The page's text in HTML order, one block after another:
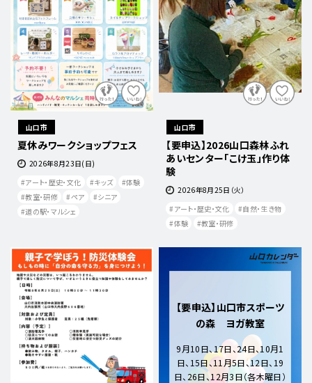
山口市
夏休みワークショップフェス
2026年8月23日(日)
アート・歴史・文化
キッズ
体験
教室・研修
ペア
シニア
道の駅・マルシェ
山口市
【要申込】2026山口森林ふれ
あいセンター「こけ玉」作り体
験
2026年8月25日（火）
アート・歴史・文化
自然・生き物
体験
教室・研修
【要申込】山口市スポーツ
の森 ヨガ教室
9月10日、17日、24日、10月1
日、15日、11月5日、12日、19
日、26日、12月3日（各木曜日）